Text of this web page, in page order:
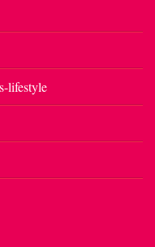
lifestyle